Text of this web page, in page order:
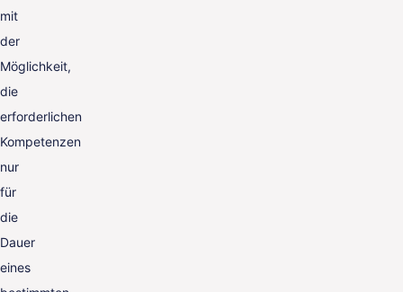
mit
der
Möglichkeit,
die
erforderlichen
Kompetenzen
nur
für
die
Dauer
eines